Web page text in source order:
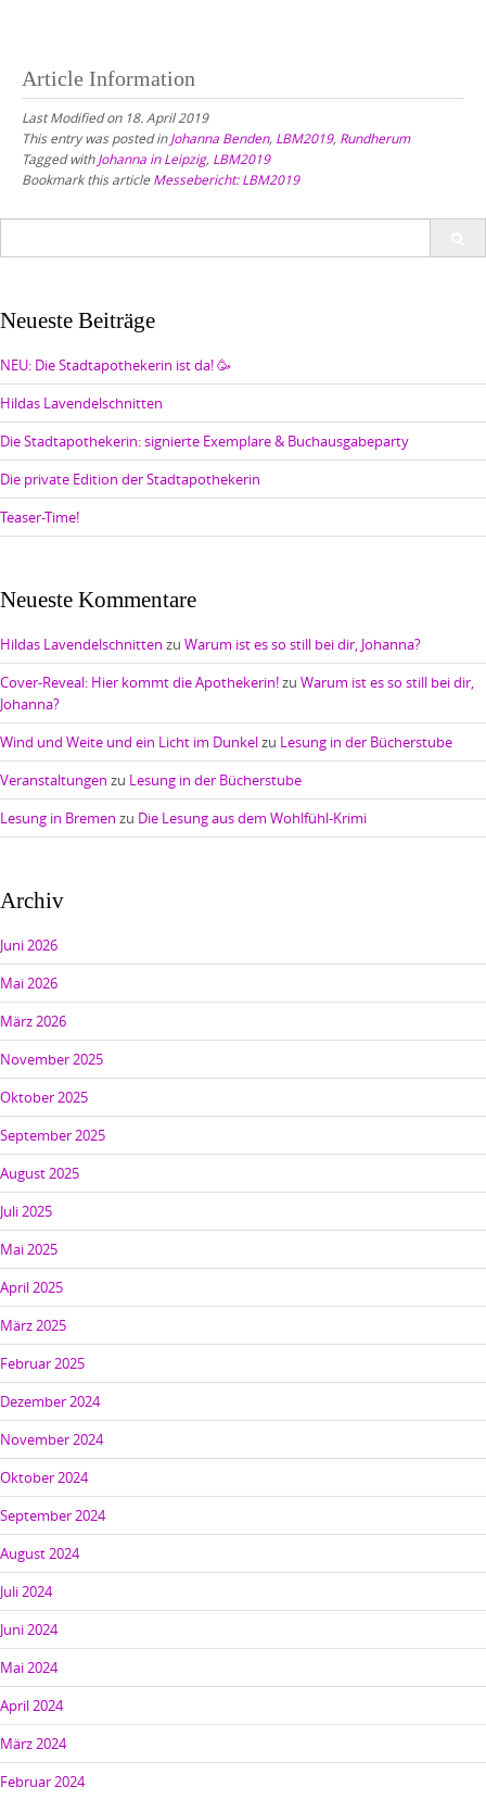
Article Information
Last Modified on 18. April 2019
This entry was posted inJohanna Benden, LBM2019, Rundherum
Tagged withJohanna in Leipzig, LBM2019
Bookmark this article Messebericht: LBM2019
Neueste Beiträge
NEU: Die Stadtapothekerin ist da! 🥳
Hildas Lavendelschnitten
Die Stadtapothekerin: signierte Exemplare & Buchausgabeparty
Die private Edition der Stadtapothekerin
Teaser-Time!
Neueste Kommentare
Hildas Lavendelschnitten zu Warum ist es so still bei dir, Johanna?
Cover-Reveal: Hier kommt die Apothekerin!zu Warum ist es so still bei dir,
Johanna?
Wind und Weite und ein Licht im Dunkelzu Lesung in der Bücherstube
Veranstaltungen zu Lesung in der Bücherstube
Lesung in Bremen zu Die Lesung aus dem Wohlfühl-Krimi
Archiv
Juni 2026
Mai 2026
März 2026
November 2025
Oktober 2025
September 2025
August 2025
Juli 2025
Mai 2025
April 2025
März 2025
Februar 2025
Dezember 2024
November 2024
Oktober 2024
September 2024
August 2024
Juli 2024
Juni 2024
Mai 2024
April 2024
März 2024
Februar 2024